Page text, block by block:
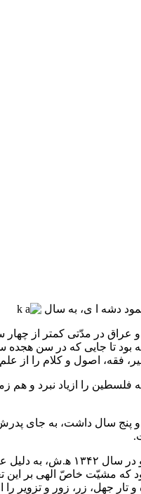
دشه ا ی، به سال
در مدّتی کمتر از چهار
بود تا جایی که در سن
فقه، اصول و کلام را از
را ازیاد نبرد و هم
و پنج سال داشت، به
در همان سالها همراه با تنی چند از
که مشیّت خاصّ الهی بر این
تار جهل، زر، زور و تزویر